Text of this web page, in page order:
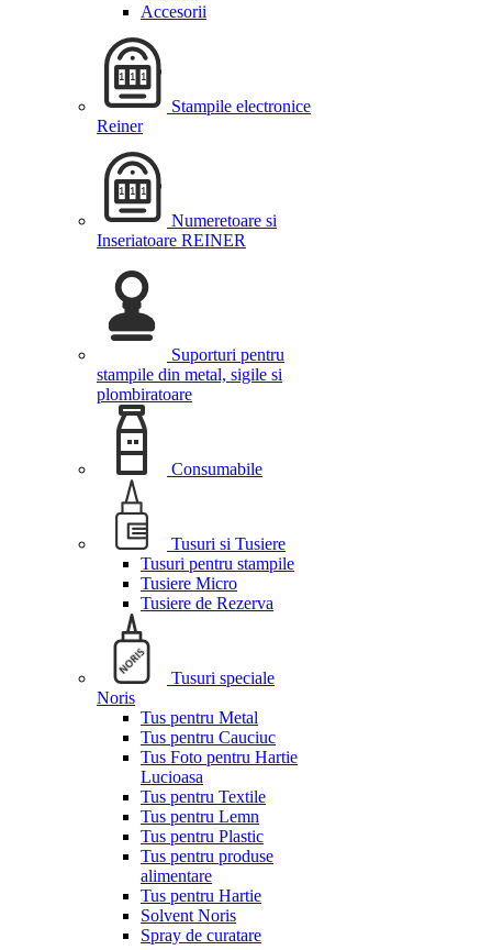
Accesorii
Stampile electronice
Reiner
Numeretoare si
Inseriatoare REINER
Suporturi pentru
stampile din metal, sigile si
plombiratoare
Consumabile
Tusuri si Tusiere
Tusuri pentru stampile
Tusiere Micro
Tusiere de Rezerva
Tusuri speciale
Noris
Tus pentru Metal
Tus pentru Cauciuc
Tus Foto pentru Hartie
Lucioasa
Tus pentru Textile
Tus pentru Lemn
Tus pentru Plastic
Tus pentru produse
alimentare
Tus pentru Hartie
Solvent Noris
Spray de curatare